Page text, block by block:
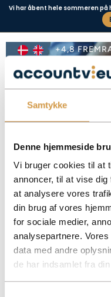
Samtykke
Denne hjemmeside
Vi bruger cookies til at
annoncer, til at vise
at analysere vores
din brug af vores
for sociale medier,
analysepartnere.
data med andre
de har indsamlet fra
Vi har åbent hele sommeren på
+4,8
Conversion of a
Converting your business to an
flexibility – but requires proper
Facebook